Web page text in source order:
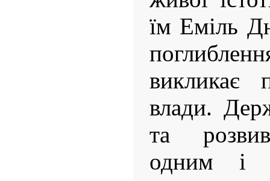
їм Еміль
викликає
влади.
та
одним і